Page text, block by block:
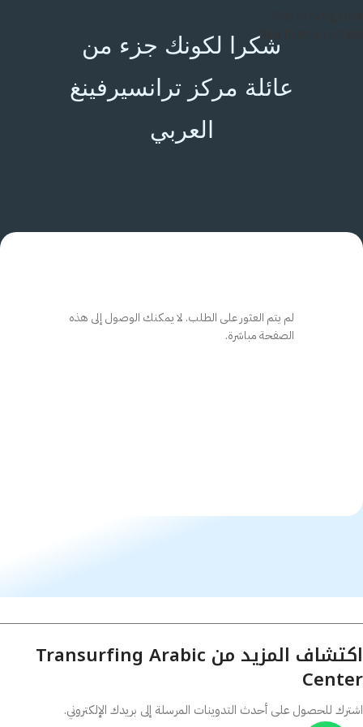
شكرا لكونك جزء من
عائلة مركز ترانسيرفينغ
العربي
لم يتم العثور على الطلب. لا يمكنك الوصول إلى هذه
الصفحة مباشرة.
اكتشاف المزيد من Transurfing Arabic
Center
اشترك للحصول على أحدث التدوينات المرسلة إلى بريدك الإلكتروني.